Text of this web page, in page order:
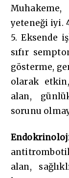
yeteneği iyi.
5. Eksende
sıfır
gösterme,
olarak
alan,
sorunu
alan,